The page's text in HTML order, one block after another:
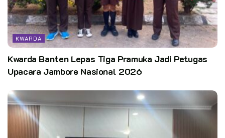
KWARDA
Kwarda Banten Lepas Tiga Pramuka Jadi Petugas
Upacara Jambore Nasional 2026